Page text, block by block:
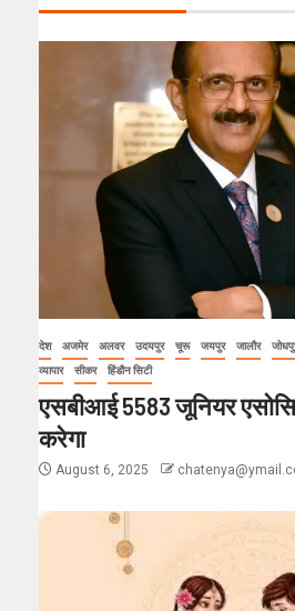
देश अजमेर अलवर उदयपुर चूरू जयपुर जालौर
व्यापार
सीकर हिंडौन सिटी
एसबीआई 5583 जूनियर
करेगा
August 6, 2025